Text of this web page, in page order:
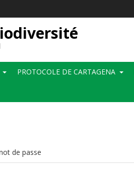
PROTOCOLE DE CARTAGENA
de passe